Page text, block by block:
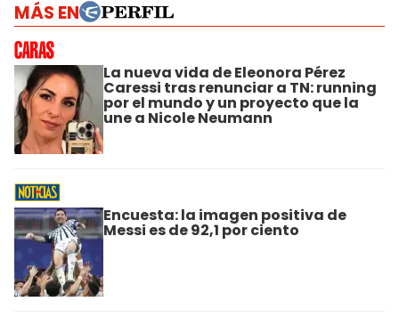
MÁS EN
La nueva vida de Eleonora Pérez
Caressi tras renunciar a TN: running
por el mundo y un proyecto que la
une a Nicole Neumann
Encuesta: la imagen positiva de
Messi es de 92,1 por ciento